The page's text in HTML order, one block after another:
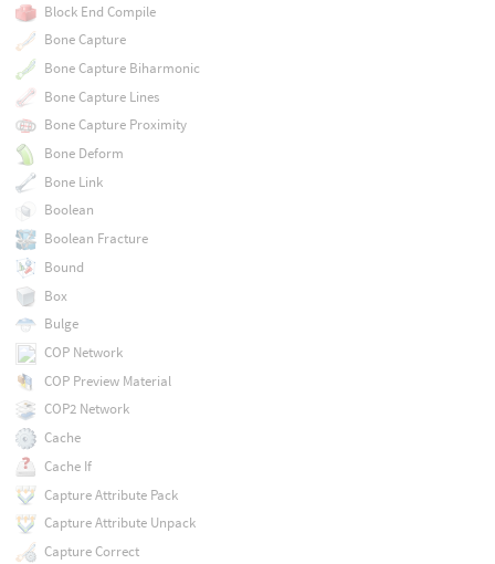
Block End Compile
Bone Capture
Bone Capture Biharmonic
Bone Capture Lines
Bone Capture Proximity
Bone Deform
Bone Link
Boolean
Boolean Fracture
Bound
Box
Bulge
COP Network
COP Preview Material
COP2 Network
Cache
Cache If
Capture Attribute Pack
Capture Attribute Unpack
Capture Correct